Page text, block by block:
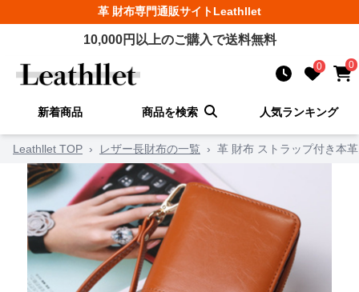
革 財布専門通販サイトLeathllet
10,000円以上のご購入で送料無料
0 0
新着商品 商品を検索 人気ランキング
Leathllet TOP › レザー長財布の一覧 › 革 財布 ストラップ付き本